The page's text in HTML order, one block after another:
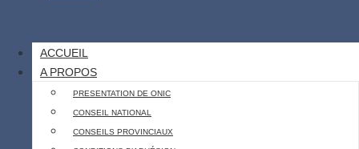
ACCUEIL
A PROPOS
PRESENTATION DE ONIC
CONSEIL NATIONAL
CONSEILS PROVINCIAUX